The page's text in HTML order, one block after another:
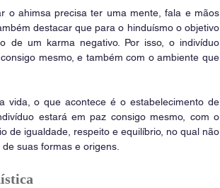
o ahimsa precisa ter uma mente, fala e mãos
destacar que para o hinduísmo o objetivo
de um karma negativo. Por isso, o indivíduo
mesmo, e também com o ambiente que
vida, o que acontece é o estabelecimento de
estará em paz consigo mesmo, com o
de igualdade, respeito e equilíbrio, no qual não
suas formas e origens.